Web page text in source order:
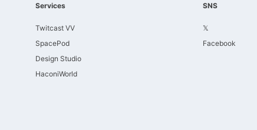
Services
Twitcast VV
SpacePod
Design Studio
HaconiWorld
SNS
𝕏
Facebook